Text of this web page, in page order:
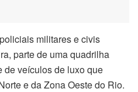
militares e civis
parte de uma quadrilha
de veículos de luxo que
e da Zona Oeste do Rio.